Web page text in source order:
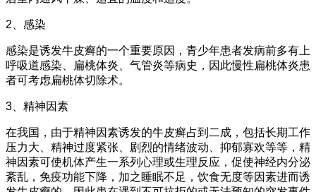
2、感染
感染是诱发牛皮癣的一个重要原因，青少年患者发病前多有上
呼吸道感染、扁桃体炎、气管炎等病史，因此慢性扁桃体炎患
者可考虑扁桃体切除术。
3、精神因素
在我国，由于精神因素诱发的牛皮癣占到二成，包括长期工作
压力大、精神过度紧张、剧烈的情绪波动、抑郁寡欢等等，精
神因素可使机体产生一系列心理或生理反应，促使神经内分泌
紊乱，免疫功能下降，加之睡眠不足，饮食无度等因素进而诱